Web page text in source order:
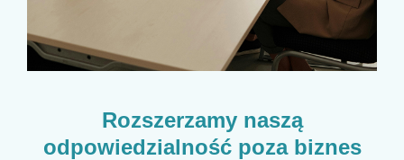
Rozszerzamy naszą
odpowiedzialność poza biznes